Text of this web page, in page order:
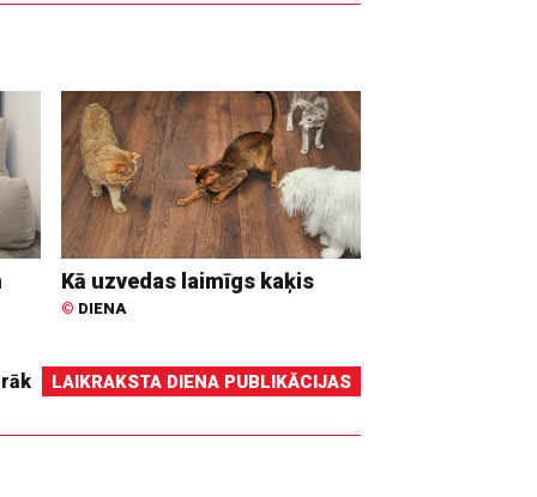
Kā uzvedas laimīgs kaķis
© DIENA
LAIKRAKSTA DIENA PUBLIKĀCIJAS